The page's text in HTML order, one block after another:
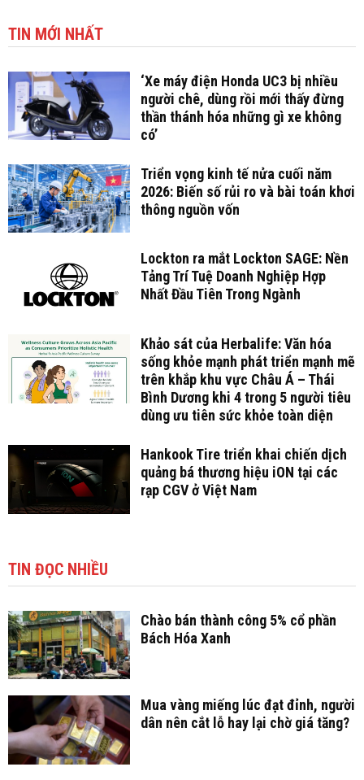
TIN MỚI NHẤT
‘Xe máy điện Honda UC3 bị nhiều
người chê, dùng rồi mới thấy đừng
thần thánh hóa những gì xe không
có’
Triển vọng kinh tế nửa cuối năm
2026: Biến số rủi ro và bài toán khơi
thông nguồn vốn
Lockton ra mắt Lockton SAGE: Nền
Tảng Trí Tuệ Doanh Nghiệp Hợp
Nhất Đầu Tiên Trong Ngành
Khảo sát của Herbalife: Văn hóa
sống khỏe mạnh phát triển mạnh mẽ
trên khắp khu vực Châu Á – Thái
Bình Dương khi 4 trong 5 người tiêu
dùng ưu tiên sức khỏe toàn diện
Hankook Tire triển khai chiến dịch
quảng bá thương hiệu iON tại các
rạp CGV ở Việt Nam
TIN ĐỌC NHIỀU
Chào bán thành công 5% cổ phần
Bách Hóa Xanh
Mua vàng miếng lúc đạt đỉnh, người
dân nên cắt lỗ hay lại chờ giá tăng?